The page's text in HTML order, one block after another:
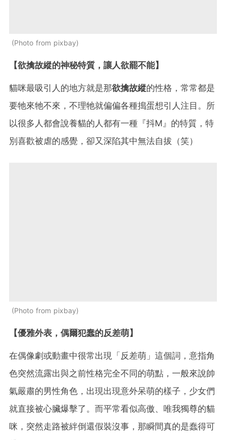
Photo from pixbay
【欲擒故縱的神秘特質，讓人欲罷不能】
貓咪最吸引人的地方就是那欲擒故縱的性格，常常都是
要牠來牠不來，不理牠就偏偏各種搗蛋想引人注目。所
以很多人都會說養貓的人都有一種『抖M』的特質，特
別喜歡被虐的感覺，卻又深陷其中無法自拔（笑）
Photo from pixbay
【優雅外表，偶爾犯蠢的反差萌】
在偶像劇或動畫中很常出現「反差萌」這個詞，意指角
色突然流露出與之前性格完全不同的萌點，一般來說帥
氣嚴肅的男性角色，出現出現意外呆萌的樣子，少女們
就直接被心臟爆擊了。而平常看似高傲、唯我獨尊的貓
咪，突然走路被絆倒還假裝沒事，那瞬間真的是蠢得可